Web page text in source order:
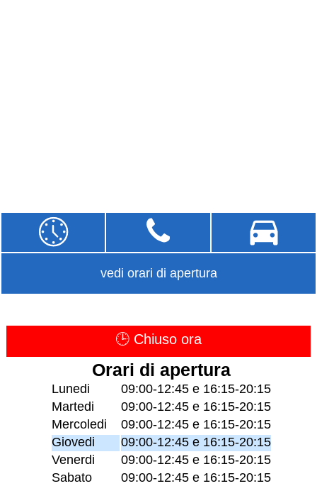
vedi orari di apertura
🕒 Chiuso ora
Orari di apertura
Lunedi
09:00-12:45 e 16:15-20:15
Martedi
09:00-12:45 e 16:15-20:15
Mercoledi
09:00-12:45 e 16:15-20:15
Giovedi
09:00-12:45 e 16:15-20:15
Venerdi
09:00-12:45 e 16:15-20:15
Sabato
09:00-12:45 e 16:15-20:15